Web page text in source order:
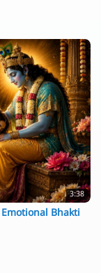
3:38
Bhakti